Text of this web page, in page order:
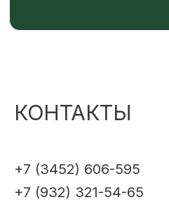
КОНТАКТЫ
+7 (3452) 606-595
+7 (932) 321-54-65